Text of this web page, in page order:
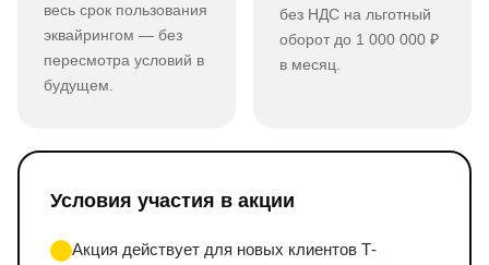
весь срок пользования
эквайрингом — без
пересмотра условий в
будущем.
без НДС на льготный
оборот до 1 000 000 ₽
в месяц.
Условия участия в акции
Акция действует для новых клиентов Т-